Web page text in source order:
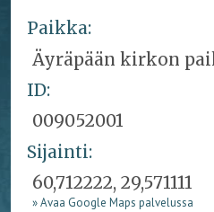
Paikka:
Äyräpään kirkon
ID:
009052001
Sijainti:
60,712222, 29,571111
» Avaa Google Maps palvelussa